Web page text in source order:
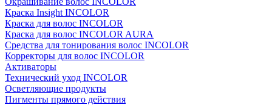
Краска Insight INCOLOR
Краска для волос INCOLOR
Краска для волос INCOLOR AURA
Средства для тонирования волос INCOLOR
Корректоры для волос INCOLOR
Активаторы
Технический уход INCOLOR
Осветляющие продукты
Пигменты прямого действия